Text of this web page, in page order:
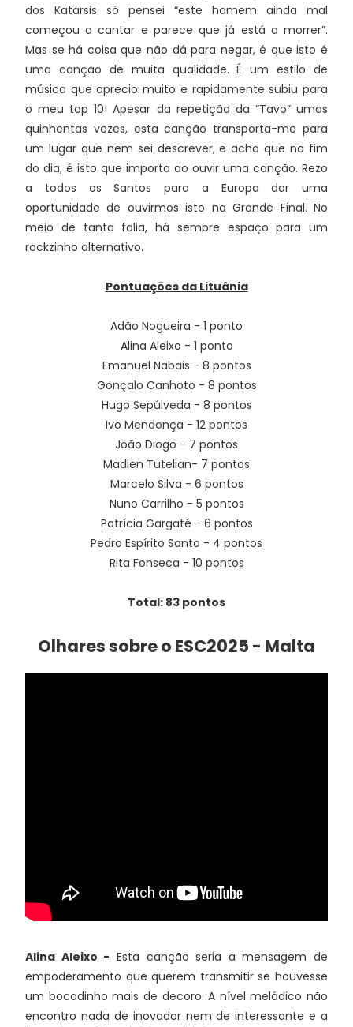
dos Katarsis só pensei “este homem ainda mal
começou a cantar e parece que já está a morrer”.
Mas se há coisa que não dá para negar, é que isto é
uma canção de muita qualidade. É um estilo de
música que aprecio muito e rapidamente subiu para
o meu top 10! Apesar da repetição da “Tavo” umas
quinhentas vezes, esta canção transporta-me para
um lugar que nem sei descrever, e acho que no fim
do dia, é isto que importa ao ouvir uma canção. Rezo
a todos os Santos para a Europa dar uma
oportunidade de ouvirmos isto na Grande Final. No
meio de tanta folia, há sempre espaço para um
rockzinho alternativo.
Pontuações da Lituânia
Adão Nogueira - 1 ponto
Alina Aleixo - 1 ponto
Emanuel Nabais - 8 pontos
Gonçalo Canhoto - 8 pontos
Hugo Sepúlveda - 8 pontos
Ivo Mendonça - 12 pontos
João Diogo - 7 pontos
Madlen Tutelian- 7 pontos
Marcelo Silva - 6 pontos
Nuno Carrilho - 5 pontos
Patrícia Gargaté - 6 pontos
Pedro Espírito Santo - 4 pontos
Rita Fonseca - 10 pontos
Total: 83 pontos
Olhares sobre o ESC2025 - Malta
Alina Aleixo - Esta canção seria a mensagem de
empoderamento que querem transmitir se houvesse
um bocadinho mais de decoro. A nível melódico não
encontro nada de inovador nem de interessante e a